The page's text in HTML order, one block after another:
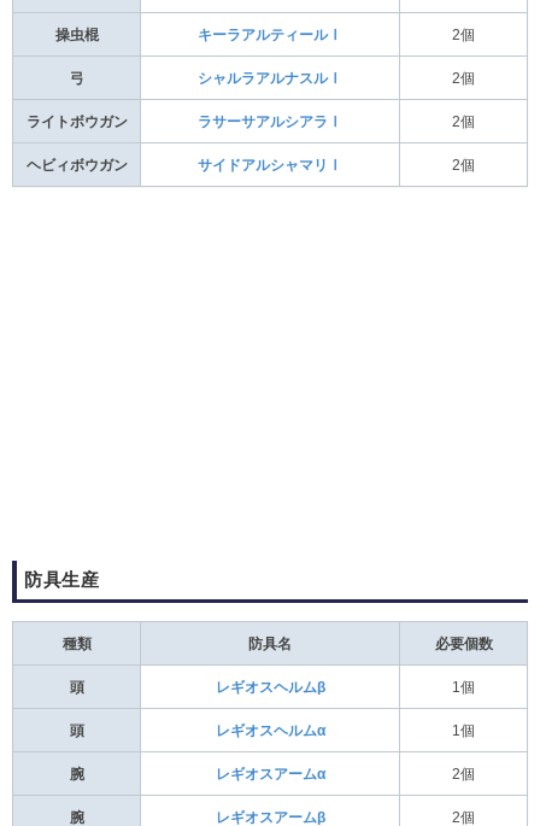
操虫棍 キーラアルティールⅠ 2個
弓 シャルラアルナスルⅠ 2個
ライトボウガン ラサーサアルシアラⅠ 2個
ヘビィボウガン サイドアルシャマリⅠ 2個
防具生産
種類 防具名 必要個数
頭 レギオスヘルムβ 1個
頭 レギオスヘルムα 1個
腕 レギオスアームα 2個
腕 レギオスアームβ 2個